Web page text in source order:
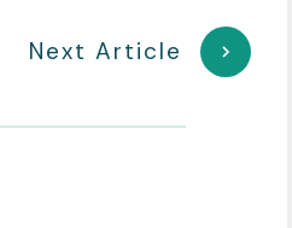
Next Article